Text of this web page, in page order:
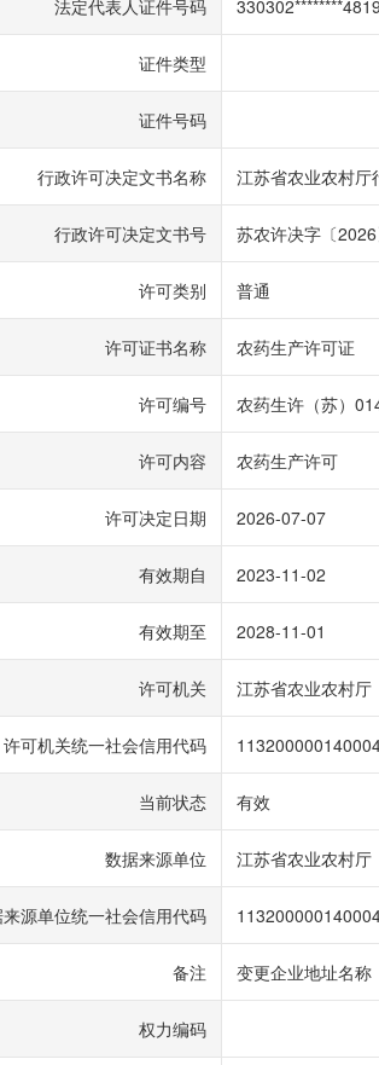
法定代表人证件号码 330302********4819
证件类型
证件号码
行政许可决定文书名称 江苏省农业农村厅
行政许可决定文书号 苏农许决字〔
许可类别 普通
许可证书名称 农药生产许可证
许可编号 农药生许（苏）
许可内容 农药生产许可
许可决定日期 2026-07-07
有效期自 2023-11-02
有效期至 2028-11-01
许可机关 江苏省农业农村厅
许可机关统一社会信用代码
当前状态 有效
数据来源单位 江苏省农业农村厅
源单位统一社会信用代码
备注 变更企业地址名称
权力编码